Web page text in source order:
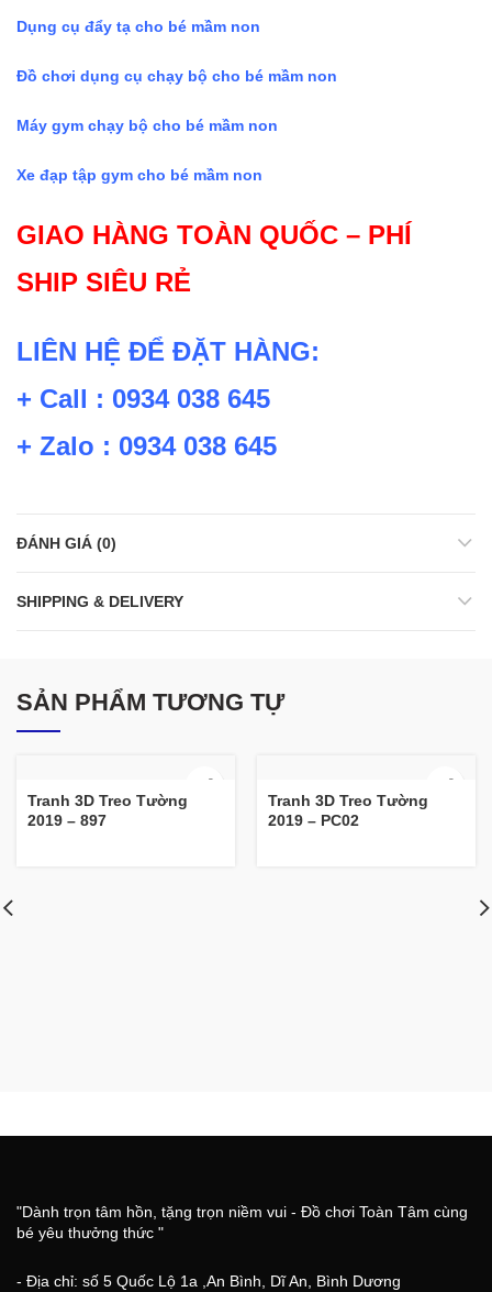
Dụng cụ đẩy tạ cho bé mầm non
Đồ chơi dụng cụ chạy bộ cho bé mầm non
Máy gym chạy bộ cho bé mầm non
Xe đạp tập gym cho bé mầm non
GIAO HÀNG TOÀN QUỐC – PHÍ
SHIP SIÊU RẺ
LIÊN HỆ ĐỂ ĐẶT HÀNG:
+ Call : 0934 038 645
+ Zalo : 0934 038 645
ĐÁNH GIÁ (0)
SHIPPING & DELIVERY
SẢN PHẨM TƯƠNG TỰ
Tranh 3D Treo Tường
2019 – 897
Tranh 3D Treo Tường
2019 – PC02
"Dành trọn tâm hồn, tặng trọn niềm vui - Đồ chơi Toàn Tâm cùng
bé yêu thưởng thức "
- Địa chỉ: số 5 Quốc Lộ 1a ,An Bình, Dĩ An, Bình Dương